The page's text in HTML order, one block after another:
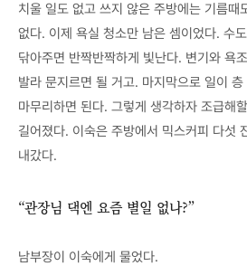
치울 일도 없고 쓰지 않은 주방에는 기름때
없다. 이제 욕실 청소만 남은 셈이었다. 수
닦아주면 반짝반짝하게 빛난다. 변기와 욕
발라 문지르면 될 거고. 마지막으로 일이
마무리하면 된다. 그렇게 생각하자 조급해
길어졌다. 이숙은 주방에서 믹스커피 다섯
내갔다.
“관장님 댁엔 요즘 별일 없나?”
남부장이 이숙에게 물었다.